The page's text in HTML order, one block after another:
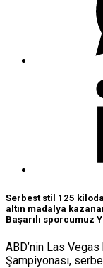
Serbest stil 125
altın madalya
Başarılı sporcumuz
ABD’nin Las
Şampiyonası,